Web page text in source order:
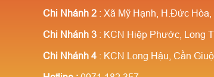
Chi Nhánh 2 : Xã Mỹ Hạnh, H.Đức Hòa,
Chi Nhánh 3 : KCN Hiệp Phước, Long
Chi Nhánh 4 : KCN Long Hậu, Cần